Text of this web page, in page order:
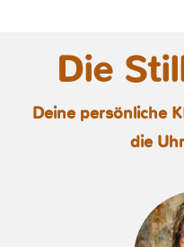
Die
Deine persönliche
die